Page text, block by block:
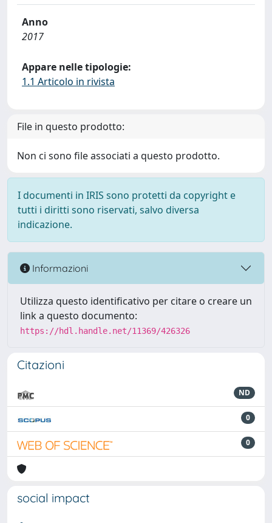
Anno
2017
Appare nelle tipologie:
1.1 Articolo in rivista
File in questo prodotto:
Non ci sono file associati a questo prodotto.
I documenti in IRIS sono protetti da copyright e
tutti i diritti sono riservati, salvo diversa
indicazione.
Informazioni
Utilizza questo identificativo per citare o creare un
link a questo documento:
https://hdl.handle.net/11369/426326
Citazioni
ND
0
0
social impact